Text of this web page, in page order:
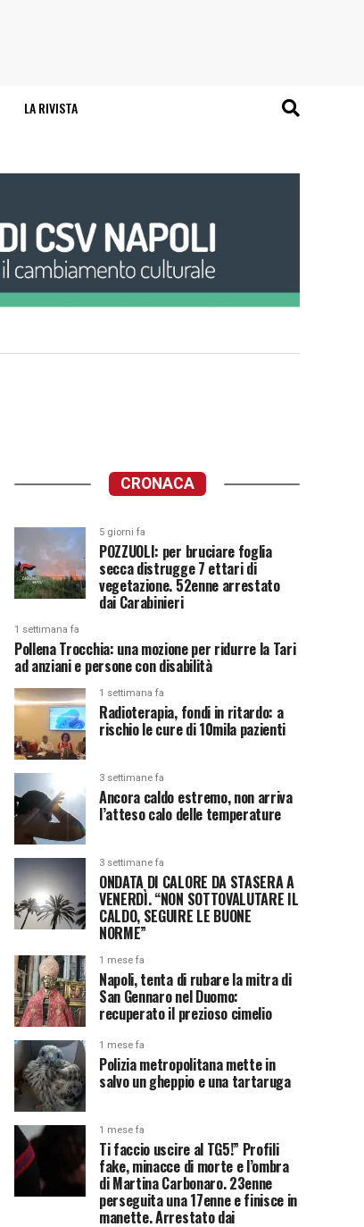
LA RIVISTA
CRONACA
5 giorni fa
POZZUOLI: per bruciare foglia
secca distrugge 7 ettari di
vegetazione. 52enne arrestato
dai Carabinieri
1 settimana fa
Pollena Trocchia: una mozione per ridurre la Tari
ad anziani e persone con disabilità
1 settimana fa
Radioterapia, fondi in ritardo: a
rischio le cure di 10mila pazienti
3 settimane fa
Ancora caldo estremo, non arriva
l’atteso calo delle temperature
3 settimane fa
ONDATA DI CALORE DA STASERA A
VENERDÌ. “NON SOTTOVALUTARE IL
CALDO, SEGUIRE LE BUONE
NORME”
1 mese fa
Napoli, tenta di rubare la mitra di
San Gennaro nel Duomo:
recuperato il prezioso cimelio
1 mese fa
Polizia metropolitana mette in
salvo un gheppio e una tartaruga
1 mese fa
Ti faccio uscire al TG5!” Profili
fake, minacce di morte e l’ombra
di Martina Carbonaro. 23enne
perseguita una 17enne e finisce in
manette. Arrestato dai